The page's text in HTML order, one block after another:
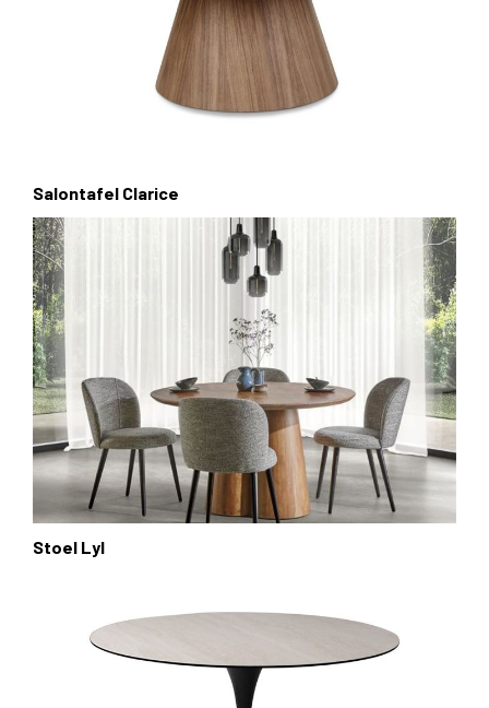
Salontafel Clarice
Stoel Lyl